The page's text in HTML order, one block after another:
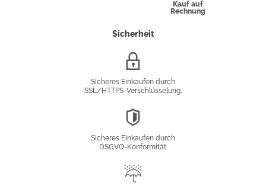
Kauf auf
Rechnung
Sicherheit
Sicheres Einkaufen durch
SSL/HTTPS-Verschlüsselung.
Sicheres Einkaufen durch
DSGVO-Konformität.